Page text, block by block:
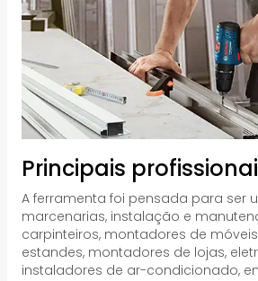
Principais
A ferramenta foi pensada para ser
marcenarias, instalação e
carpinteiros, montadores de
estandes, montadores de lojas,
instaladores de ar-condicionado,